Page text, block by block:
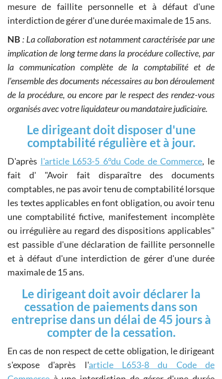
mesure de faillite personnelle et à défaut d'une
interdiction de gérer d'une durée maximale de 15 ans.
NB : La collaboration est notamment caractérisée par une
implication de long terme dans la procédure collective, par
la communication complète de la comptabilité et de
l'ensemble des documents nécessaires au bon déroulement
de la procédure, ou encore par le respect des rendez-vous
organisés avec votre liquidateur ou mandataire judiciaire.
Le dirigeant doit disposer d'une
comptabilité régulière et à jour.
D'après l'article L653-5 6°du Code de Commerce, le
fait d'
Avoir fait disparaître des documents
comptables, ne pas avoir tenu de comptabilité lorsque
les textes applicables en font obligation, ou avoir tenu
une comptabilité fictive, manifestement incomplète
ou irrégulière au regard des dispositions applicables
est passible d'une déclaration de faillite personnelle
et à défaut d'une interdiction de gérer d'une durée
maximale de 15 ans.
Le dirigeant doit avoir déclarer la
cessation de paiements dans son
entreprise dans un délai de 45 jours à
compter de la cessation.
En cas de non respect de cette obligation, le dirigeant
s'expose d'après l'article L653-8 du Code de